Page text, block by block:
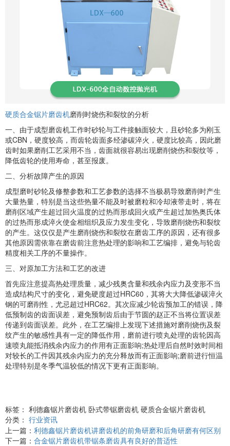
硬质合金锯片磨齿机磨削时烧伤和裂纹的分析
一、由于成型磨齿机工作时砂轮与工件接触面较大，且砂轮多为刚玉
或CBN，硬度较高，而齿轮齿面多经渗碳淬火，硬度比较高，因此磨
齿时如果磨削工艺采用不当，齿面就很容易出现磨削烧伤和裂纹等，
降低齿轮的使用寿命，甚至报废。
二、分析故障产生的原因
成型磨时砂轮及修整参数和工艺参数的选择不当极易导致磨削时产生
大量热量，特别是当这些热量不能及时被磨粒和冷却液带走时，将在
磨削区域产生超过回火温度的过热而形成回火或产生超过加热奥氏体
的过热而形成淬火使金相组织及应力发生变化，导致磨削烧伤和裂纹
的产生。这仅仅是产生磨削烧伤和裂纹在磨齿工序的原因，还有很多
其他原因需依靠在磨齿前注意热处理的影响和工艺编排，避免与轮齿
精度相关工序的不量操作。
三、对原加工方法和工艺的改进
首先应注意提高热处理质量，减少残奥含量和残余内应力及变形不当
造成结构尺寸的变化，避免硬度超过HRC60，其将大大降低渗碳淬火
钢的可磨削性，尤忌超过HRC62。其次应减少轮齿预加工的错误，降
低预制齿的齿面误差，避免预制齿后由于节圆的赵正不当将位置误差
传递到齿面误差。此外，在工艺编排上发现下述措施对磨削烧伤及裂
纹产生的敏感性具有一定的降低作用，磨前进行喷丸处理的齿轮因高
速喷丸能抵消残余内应力的作用有正面影响;热处理后自然时效时间相
对较长的工件因其残余内应力的充分释放而有正面影响;磨前进行恒温
处理特别是冬季气温较低的情况下更有正面影响。
标签： 利德鑫锯片磨齿机 卧式带锯磨齿机 硬质合金锯片磨齿机
分类： 行业资讯
上一篇： 利德鑫锯片磨齿机讲磨齿机的前角研磨和后角研磨有何区别
下一篇： 合金锯片磨齿机带锯条磨齿具有良好的普适性